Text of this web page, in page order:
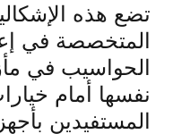
تضع هذه
المتخصصة في
الحواسيب في
نفسها أمام
المستفيدين